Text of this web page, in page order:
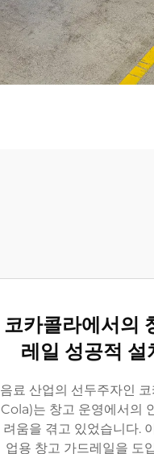
코카콜라에서의
레일 성공적 설
음료 산업의 선두주자인
Cola)는 창고 운영에서의
려움을 겪고 있었습니다.
업용 창고 가드레일을 도